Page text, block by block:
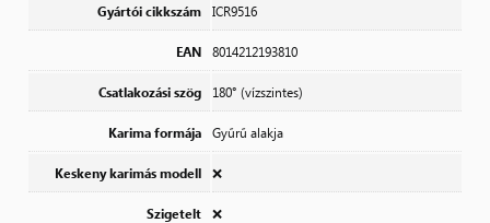
Gyártói cikkszám ICR9516
EAN 8014212193810
Csatlakozási szög 180° (vízszintes)
Karima formája Gyűrű alakja
Keskeny karimás modell ❌
Szigetelt ❌